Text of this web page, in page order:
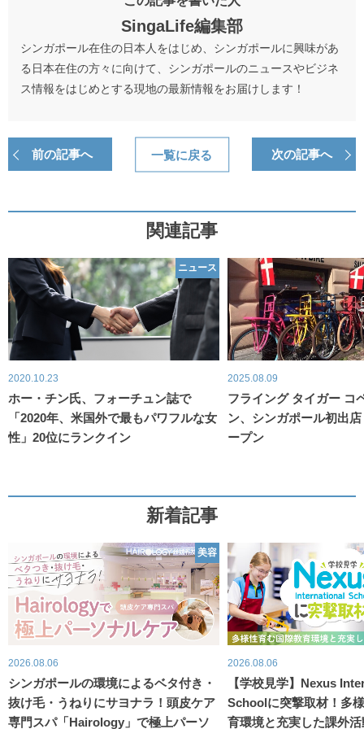
SingaLife編集部
シンガポール在住の日本人をはじめ、シンガポールに興味があ
る日本在住の方々に向けて、シンガポールのニュースやビジネ
ス情報をはじめとする現地の最新情報をお届けします！
前の記事へ 次の記事へ
一覧に戻る
関連記事
ニュース
2020.10.23
ホー・チン氏、フォーチュン誌で
「2020年、米国外で最もパワフルな女
性」20位にランクイン
2025.08.09
フライング タイガー コ
ン、シンガポール初出
ープン
新着記事
美容
2026.08.06
シンガポールの環境によるベタ付き・
抜け毛・うねりにサヨナラ！頭皮ケア
専門スパ「Hairology」で極上パーソ
2026.08.06
【学校見学】Nexus
Schoolに突撃取材！多
育環境と充実した課外